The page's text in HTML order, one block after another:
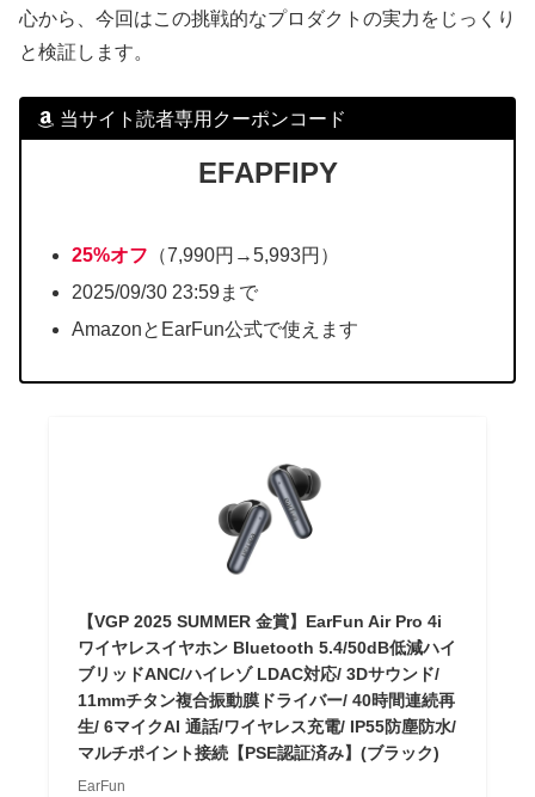
心から、今回はこの挑戦的なプロダクトの実力をじっくり
と検証します。
当サイト読者専用クーポンコード
EFAPFIPY
25%オフ （7,990円→5,993円）
2025/09/30 23:59まで
AmazonとEarFun公式で使えます
【VGP 2025 SUMMER 金賞】EarFun Air Pro 4i
ワイヤレスイヤホン Bluetooth 5.4/50dB低減ハイ
ブリッドANC/ハイレゾ LDAC対応/ 3Dサウンド/
11mmチタン複合振動膜ドライバー/ 40時間連続再
生/ 6マイクAI 通話/ワイヤレス充電/ IP55防塵防水/
マルチポイント接続【PSE認証済み】(ブラック)
EarFun